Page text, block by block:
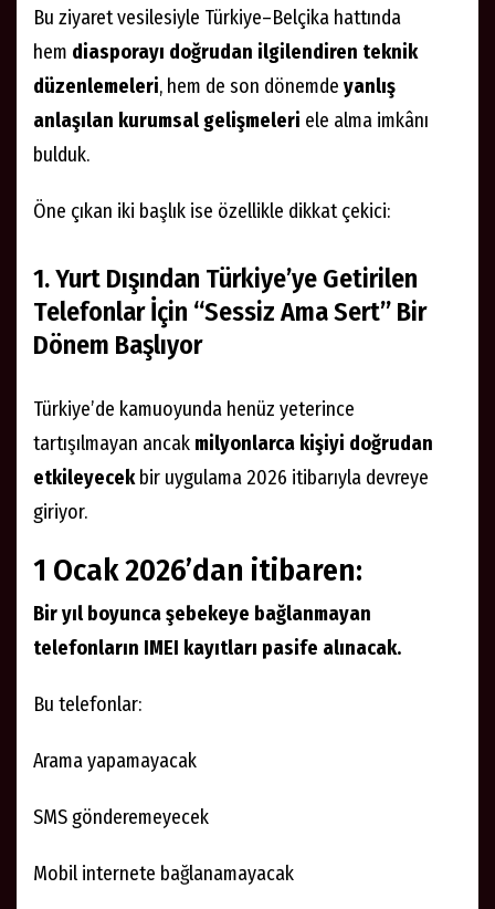
Bu ziyaret vesilesiyle Türkiye–Belçika hattında
hem diasporayı doğrudan ilgilendiren teknik
düzenlemeleri, hem de son dönemde yanlış
anlaşılan kurumsal gelişmeleri ele alma imkânı
bulduk.
Öne çıkan iki başlık ise özellikle dikkat çekici:
1. Yurt Dışından Türkiye’ye Getirilen
Telefonlar İçin “Sessiz Ama Sert” Bir
Dönem Başlıyor
Türkiye’de kamuoyunda henüz yeterince
tartışılmayan ancak milyonlarca kişiyi doğrudan
etkileyecekbir uygulama 2026 itibarıyla devreye
giriyor.
1 Ocak 2026’dan itibaren:
Bir yıl boyunca şebekeye bağlanmayan
telefonların IMEI kayıtları pasife alınacak.
Bu telefonlar:
Arama yapamayacak
SMS gönderemeyecek
Mobil internete bağlanamayacak